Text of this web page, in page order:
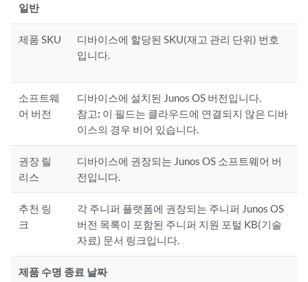
일반
제품 SKU
디바이스에 할당된 SKU(재고 관리 단위) 번호
입니다.
소프트웨
어 버전
디바이스에 설치된 Junos OS 버전입니다.
참고: 이 필드는 클라우드에 연결되지 않은 디바
이스의 경우 비어 있습니다.
권장 릴
리스
디바이스에 권장되는 Junos OS 소프트웨어 버
전입니다.
추천 링
크
각 주니퍼 플랫폼에 권장되는 주니퍼 Junos OS
버전 목록이 포함된 주니퍼 지원 포털 KB(기술
자료) 문서 링크입니다.
제품 수명 종료 날짜